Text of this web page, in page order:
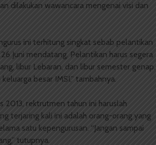
dilakukan wawancara mengenai visi dan
ini terhitung singkat sebab pelantikan
Juni mendatang. Pelantikan harus segera
libur Lebaran, dan libur semester genap.
besar IMSI,” tambahnya.
2013, rektrutmen tahun ini haruslah
terjaring kali ini adalah orang-orang yang
satu kepengurusan. “Jangan sampai
tutupnya.